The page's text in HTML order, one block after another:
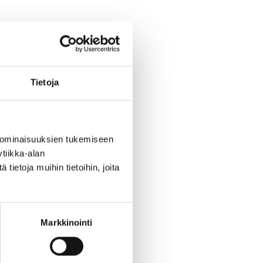
Tietoja
tukemiseen
alan
tietoja muihin tietoihin, joita
Markkinointi
hän on
tietyissä
rinnalleen
muiden
tehdä